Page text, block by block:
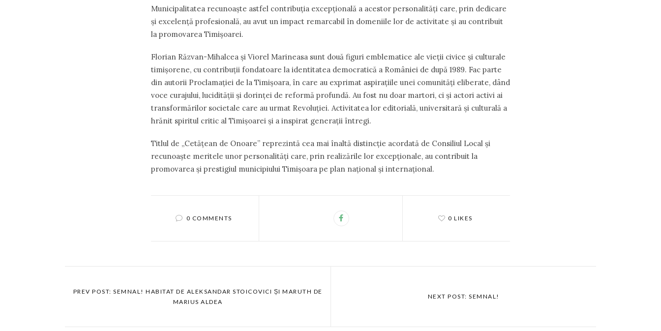
Municipalitatea recunoaște astfel contribuția excepțională a acestor personalități care, prin dedicare
și excelență profesională, au avut un impact remarcabil în domeniile lor de activitate și au contribuit
la promovarea Timișoarei.
Florian Răzvan-Mihalcea și Viorel Marineasa sunt două figuri emblematice ale vieții civice și culturale
timișorene, cu contribuții fondatoare la identitatea democratică a României de după 1989. Fac parte
din autorii Proclamației de la Timișoara, în care au exprimat aspirațiile unei comunități eliberate, dând
voce curajului, lucidității și dorinței de reformă profundă. Au fost nu doar martori, ci și actori activi ai
transformărilor societale care au urmat Revoluției. Activitatea lor editorială, universitară și culturală a
hrănit spiritul critic al Timișoarei și a inspirat generații întregi.
Titlul de „Cetățean de Onoare” reprezintă cea mai înaltă distincție acordată de Consiliul Local și
recunoaște meritele unor personalități care, prin realizările lor excepționale, au contribuit la
promovarea și prestigiul municipiului Timișoara pe plan național și internațional.
0 COMMENTS 0 LIKES
PREV POST: SEMNAL! HABITAT DE ALEKSANDAR STOICOVICI ȘI MARUTH DE
MARIUS ALDEA
NEXT POST: SEMNAL!